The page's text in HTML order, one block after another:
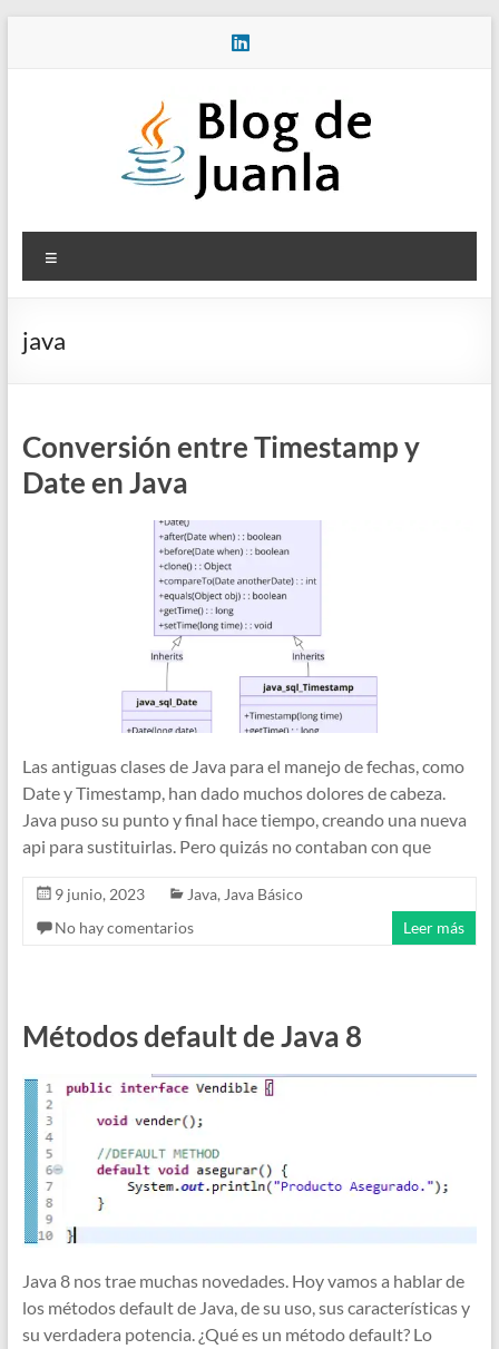
Blog
de
Juanla
java
Conversión entre Timestamp y
Date en Java
Las antiguas clases de Java para el manejo de fechas, como
Date y Timestamp, han dado muchos dolores de cabeza.
Java puso su punto y final hace tiempo, creando una nueva
api para sustituirlas. Pero quizás no contaban con que
9 junio, 2023 Java, Java Básico
No hay comentarios
Leer más
Métodos default de Java 8
Java 8 nos trae muchas novedades. Hoy vamos a hablar de
los métodos default de Java, de su uso, sus características y
su verdadera potencia. ¿Qué es un método default? Lo